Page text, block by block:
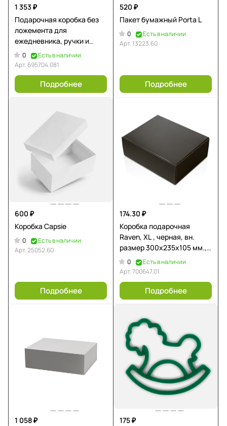
1 353 ₽
Подарочная коробка без
ложемента для
ежедневника, ручки и
аккумулятора, серая (под
съемные ложементы)
0
Есть в наличии
Арт. 695704.081
Подробнее
520 ₽
Пакет бумажный Porta L
0
Есть в наличии
Арт. 13223.60
Подробнее
600 ₽
Коробка Capsie
0
Есть в наличии
Арт.25052.60
Подробнее
174.30 ₽
Коробка подарочная
Raven, XL , черная, вн.
размер 300х235х105 мм.,
горизонтальная
0
Есть в наличии
Арт.700647.01
Подробнее
1 058 ₽
175 ₽